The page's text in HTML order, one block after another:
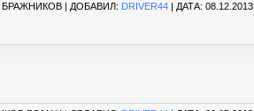
БРАЖНИКОВ | ДОБАВИЛ: DRIVER44 | ДАТА: 08.12.2013